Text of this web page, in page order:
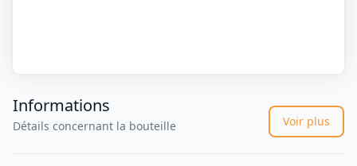
Informations
Détails concernant la bouteille Voir plus